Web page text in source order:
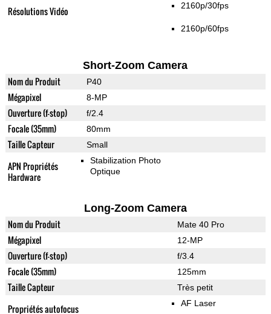
Résolutions Vidéo 2160p/30fps
2160p/60fps
Short-Zoom Camera
Nom du Produit P40
Mégapixel 8-MP
Ouverture (f-stop) f/2.4
Focale (35mm) 80mm
Taille Capteur Small
APN Propriétés
Hardware
Stabilization Photo
Optique
Long-Zoom Camera
Nom du Produit Mate 40 Pro
Mégapixel 12-MP
Ouverture (f-stop) f/3.4
Focale (35mm) 125mm
Taille Capteur Très petit
Propriétés autofocus AF Laser